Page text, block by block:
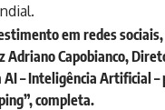
em redes
Adriano Capobianco,
AI – Inteligência Artificial
completa.